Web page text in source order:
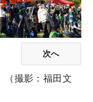
次へ
（撮影：福田文